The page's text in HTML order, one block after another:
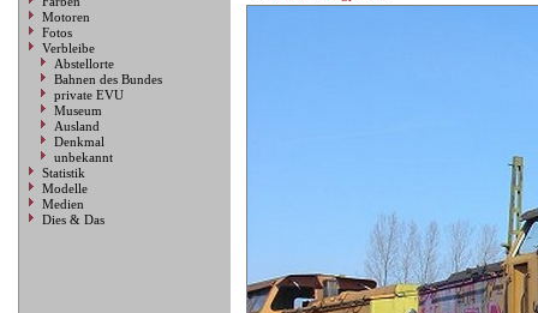
Motoren
Fotos
Verbleibe
Abstellorte
Bahnen des Bundes
private EVU
Museum
Ausland
Denkmal
unbekannt
Statistik
Modelle
Medien
Dies & Das